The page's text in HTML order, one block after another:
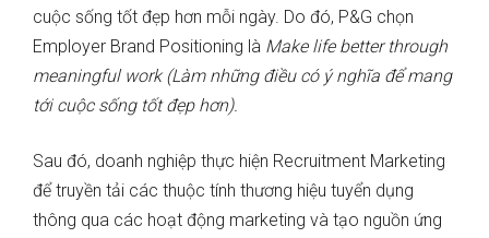
cuộc sống tốt đẹp hơn mỗi ngày. Do đó, P&G chọn
Employer Brand Positioning là Make life better through
meaningful work (Làm những điều có ý nghĩa để mang
tới cuộc sống tốt đẹp hơn).
Sau đó, doanh nghiệp thực hiện Recruitment Marketing
để truyền tải các thuộc tính thương hiệu tuyển dụng
thông qua các hoạt động marketing và tạo nguồn ứng